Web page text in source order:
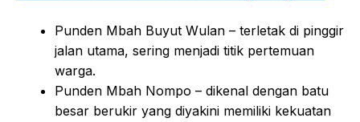
Punden Mbah Buyut Wulan – terletak di pinggir
jalan utama, sering menjadi titik pertemuan
warga.
Punden Mbah Nompo – dikenal dengan batu
besar berukir yang diyakini memiliki kekuatan